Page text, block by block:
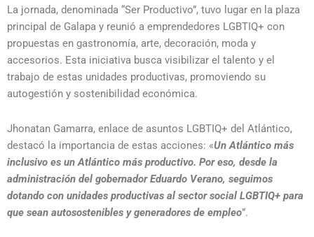
La jornada, denominada “Ser Productivo”, tuvo lugar en la plaza
principal de Galapa y reunió a emprendedores LGBTIQ+ con
propuestas en gastronomía, arte, decoración, moda y
accesorios. Esta iniciativa busca visibilizar el talento y el
trabajo de estas unidades productivas, promoviendo su
autogestión y sostenibilidad económica.
Jhonatan Gamarra, enlace de asuntos LGBTIQ+ del Atlántico,
destacó la importancia de estas acciones: «Un Atlántico más
inclusivo es un Atlántico más productivo. Por eso, desde la
administración del gobernador Eduardo Verano, seguimos
dotando con unidades productivas al sector social LGBTIQ+ para
que sean autosostenibles y generadores de empleo”.